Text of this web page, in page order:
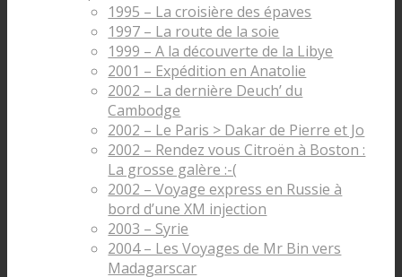
1995 – La croisière des épaves
1997 – La route de la soie
1999 – A la découverte de la Libye
2001 – Expédition en Anatolie
2002 – La dernière Deuch’ du
Cambodge
2002 – Le Paris > Dakar de Pierre et Jo
2002 – Rendez vous Citroën à Boston :
La grosse galère :-(
2002 – Voyage express en Russie à
bord d’une XM injection
2003 – Syrie
2004 – Les Voyages de Mr Bin vers
Madagarscar